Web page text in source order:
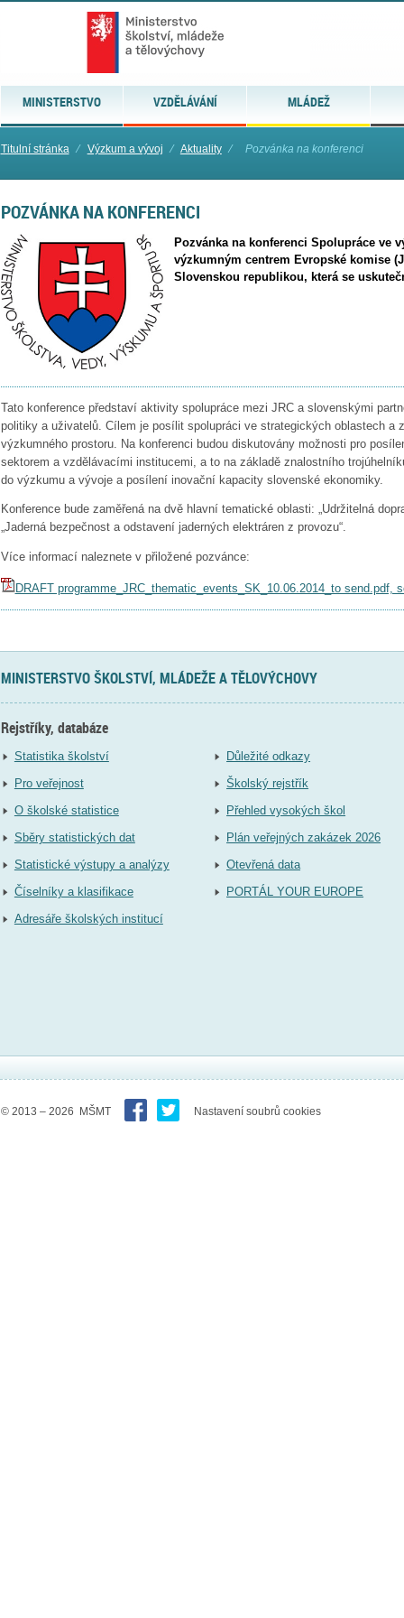
MINISTERSTVO VZDĚLÁVÁNÍ MLÁDEŽ
Titulní stránka ⁄ Výzkum a vývoj ⁄ Aktuality ⁄ Pozvánka na konferenci
POZVÁNKA NA KONFERENCI
Pozvánka na konferenci Spolupráce ve
výzkumným centrem Evropské komise
Slovenskou republikou, která se
Tato konference představí aktivity spolupráce mezi JRC a slovenskými
politiky a uživatelů. Cílem je posílit spolupráci ve strategických oblastech a
výzkumného prostoru. Na konferenci budou diskutovány možnosti pro
sektorem a vzdělávacími institucemi, a to na základě znalostního
do výzkumu a vývoje a posílení inovační kapacity slovenské ekonomiky.
Konference bude zaměřená na dvě hlavní tematické oblasti: „Udržitelná
„Jaderná bezpečnost a odstavení jaderných elektráren z provozu“.
Více informací naleznete v přiložené pozvánce:
DRAFT programme_JRC_thematic_events_SK_10.06.2014_to send.pdf,
MINISTERSTVO ŠKOLSTVÍ, MLÁDEŽE A TĚLOVÝCHOVY
Rejstříky, databáze
Statistika školství
Pro veřejnost
O školské statistice
Sběry statistických dat
Statistické výstupy a analýzy
Číselníky a klasifikace
Adresáře školských institucí
Důležité odkazy
Školský rejstřík
Přehled vysokých škol
Plán veřejných zakázek 2026
Otevřená data
PORTÁL YOUR EUROPE
© 2013 – 2026 MŠMT Nastavení soubrů cookies